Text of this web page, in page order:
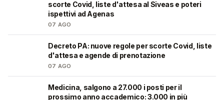
scorte Covid, liste d'attesa al Siveas e poteri
ispettivi ad Agenas
07 AGO
Decreto PA: nuove regole per scorte Covid, liste
d'attesa e agende di prenotazione
07 AGO
Medicina, salgono a 27.000 i posti per il
prossimo anno accademico: 3.000 in più